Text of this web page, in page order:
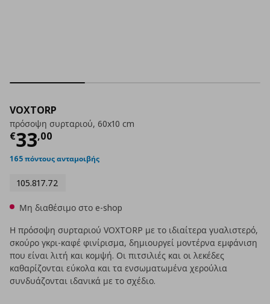
VOXTORP
πρόσοψη συρταριού, 60x10 cm
€33,00
Τρέχουσα τιμή
165 πόντους ανταμοιβής
105.817.72
Μη διαθέσιμο στο e-shop
Η πρόσοψη συρταριού VOXTORP με το ιδιαίτερα γυαλιστερό,
σκούρο γκρι-καφέ φινίρισμα, δημιουργεί μοντέρνα εμφάνιση
που είναι λιτή και κομψή. Οι πιτσιλιές και οι λεκέδες
καθαρίζονται εύκολα και τα ενσωματωμένα χερούλια
συνδυάζονται ιδανικά με το σχέδιο.